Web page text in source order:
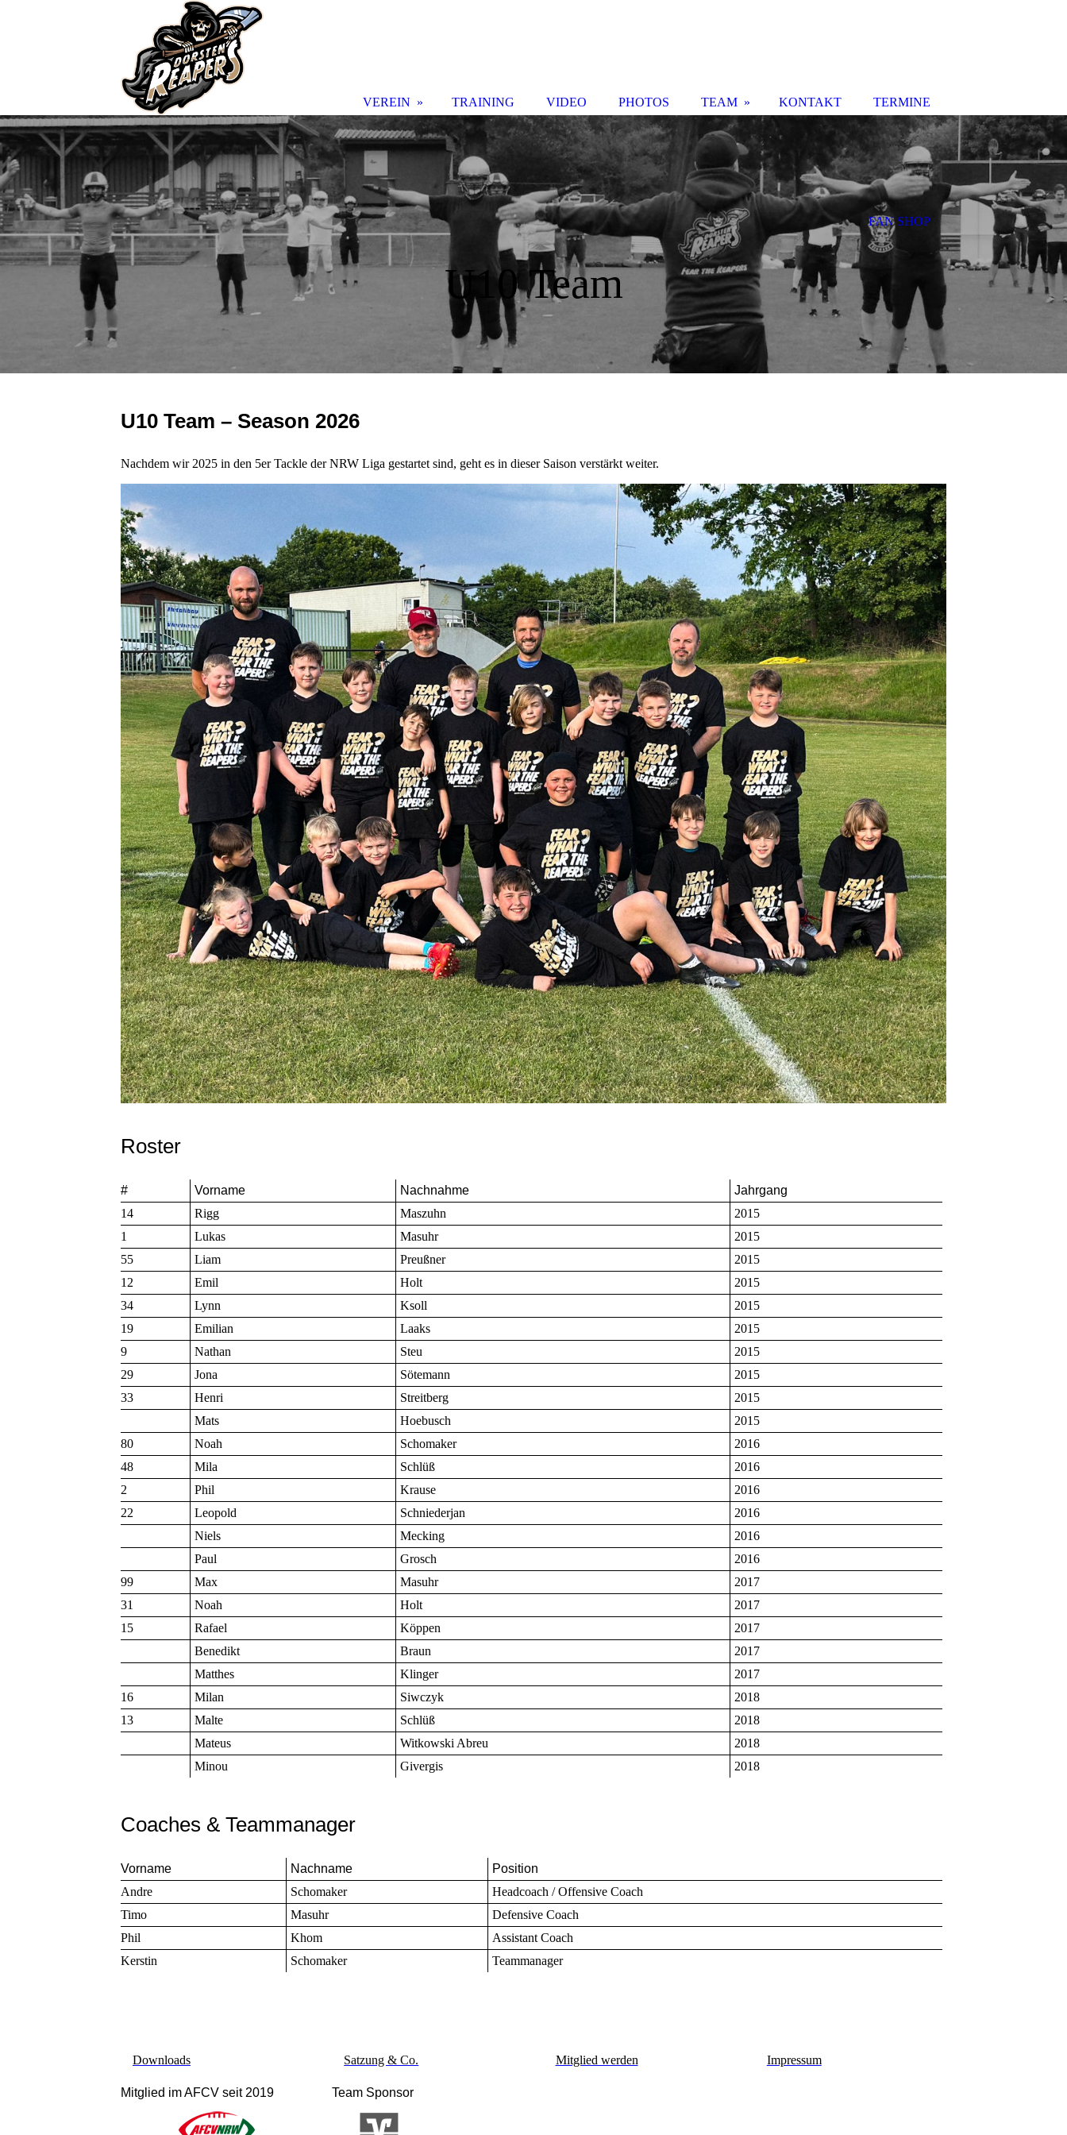
U10 Team
U10 Team – Season 2026
Nachdem wir 2025 in den 5er Tackle der NRW Liga gestartet sind, geht es in dieser Saison verstärkt weiter.
Roster
# Vorname Nachnahme
Jahrgang
14
Rigg Maszuhn
2015
1
Lukas Masuhr
2015
55
Liam Preußner
2015
12
Emil Holt
2015
34
Lynn Ksoll
2015
19
Emilian Laaks
2015
9
Nathan Steu
2015
29
Jona Sötemann
2015
33
Henri Streitberg
2015
Mats
Hoebusch
2015
80
Noah Schomaker
2016
48
Mila Schlüß
2016
2
Phil Krause
2016
22
Leopold Schniederjan
2016
Niels
Mecking
2016
Paul
Grosch
2016
99
Max Masuhr
2017
31
Noah Holt
2017
15
Rafael Köppen
2017
Benedikt
Braun
2017
Matthes
Klinger
2017
16
Milan Siwczyk
2018
13
Malte Schlüß
2018
Mateus
Witkowski Abreu
2018
Minou
Givergis 2018
Coaches & Teammanager
Vorname Nachname
Position
Andre
Schomaker
Headcoach / Offensive Coach
Timo
Masuhr
Defensive Coach
Phil
Khom
Assistant Coach
Kerstin
Schomaker Teammanager
Downloads
Mitglied im AFCV seit 2019
Satzung & Co.
Team Sponsor
Mitglied werden Impressum
VEREIN TRAINING VIDEO PHOTOS TEAM KONTAKT TERMINE
FAN SHOP